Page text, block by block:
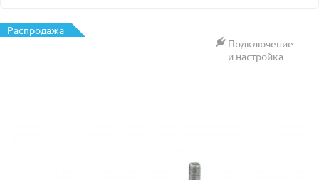
Распродажа
Подключение
и настройка